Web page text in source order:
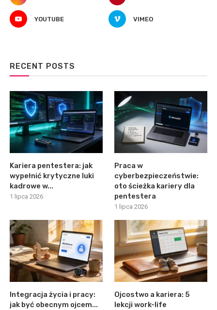
YOUTUBE VIMEO
RECENT POSTS
Kariera pentestera: jak
wypełnić krytyczne luki
kadrowe w...
1 lipca 2026
Praca w
cyberbezpieczeństwie:
oto ścieżka kariery dla
pentestera
1 lipca 2026
Integracja życia i pracy:
jak być obecnym ojcem...
Ojcostwo a kariera: 5
lekcji work-life